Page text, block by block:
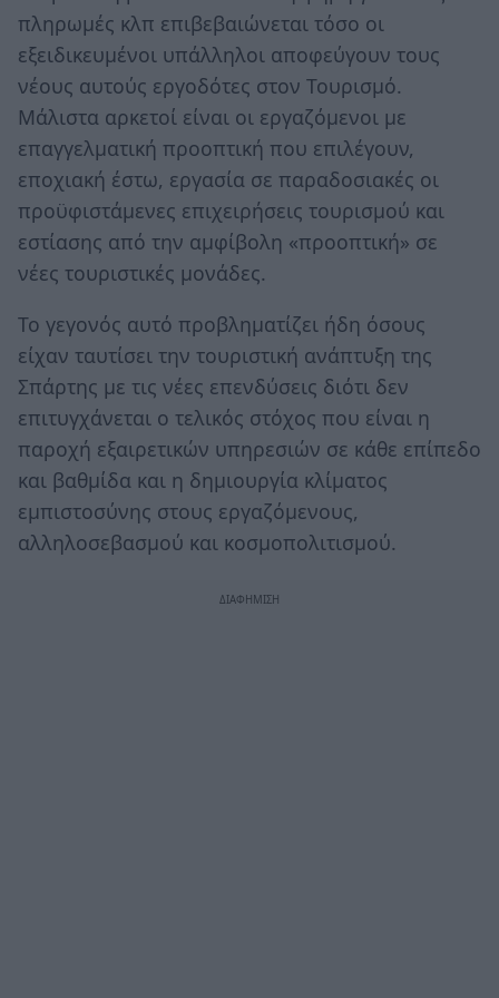
πληρωμές κλπ επιβεβαιώνεται τόσο οι
εξειδικευμένοι υπάλληλοι αποφεύγουν τους
νέους αυτούς εργοδότες στον Τουρισμό.
Μάλιστα αρκετοί είναι οι εργαζόμενοι με
επαγγελματική προοπτική που επιλέγουν,
εποχιακή έστω, εργασία σε παραδοσιακές οι
προϋφιστάμενες επιχειρήσεις τουρισμού και
εστίασης από την αμφίβολη «προοπτική» σε
νέες τουριστικές μονάδες.
Το γεγονός αυτό προβληματίζει ήδη όσους
είχαν ταυτίσει την τουριστική ανάπτυξη της
Σπάρτης με τις νέες επενδύσεις διότι δεν
επιτυγχάνεται ο τελικός στόχος που είναι η
παροχή εξαιρετικών υπηρεσιών σε κάθε επίπεδο
και βαθμίδα και η δημιουργία κλίματος
εμπιστοσύνης στους εργαζόμενους,
αλληλοσεβασμού και κοσμοπολιτισμού.